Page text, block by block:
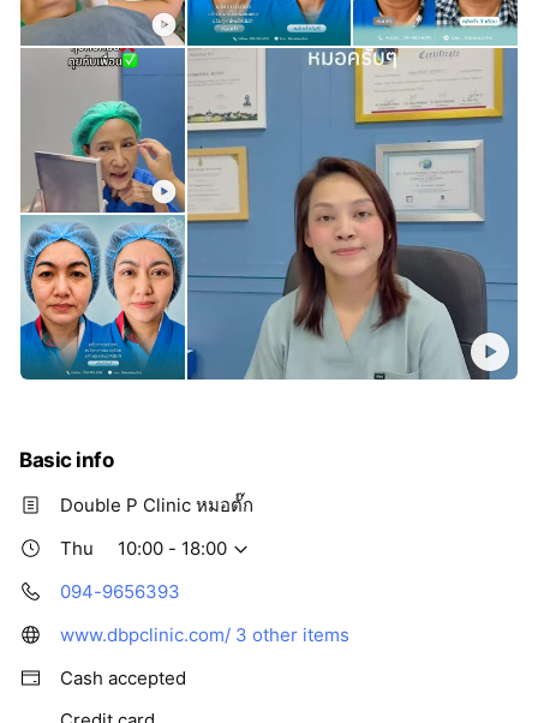
Basic info
Double P Clinic หมอตั๊ก
Thu
10:00 - 18:00
094-9656393
www.dbpclinic.com/ 3 other items
Cash accepted